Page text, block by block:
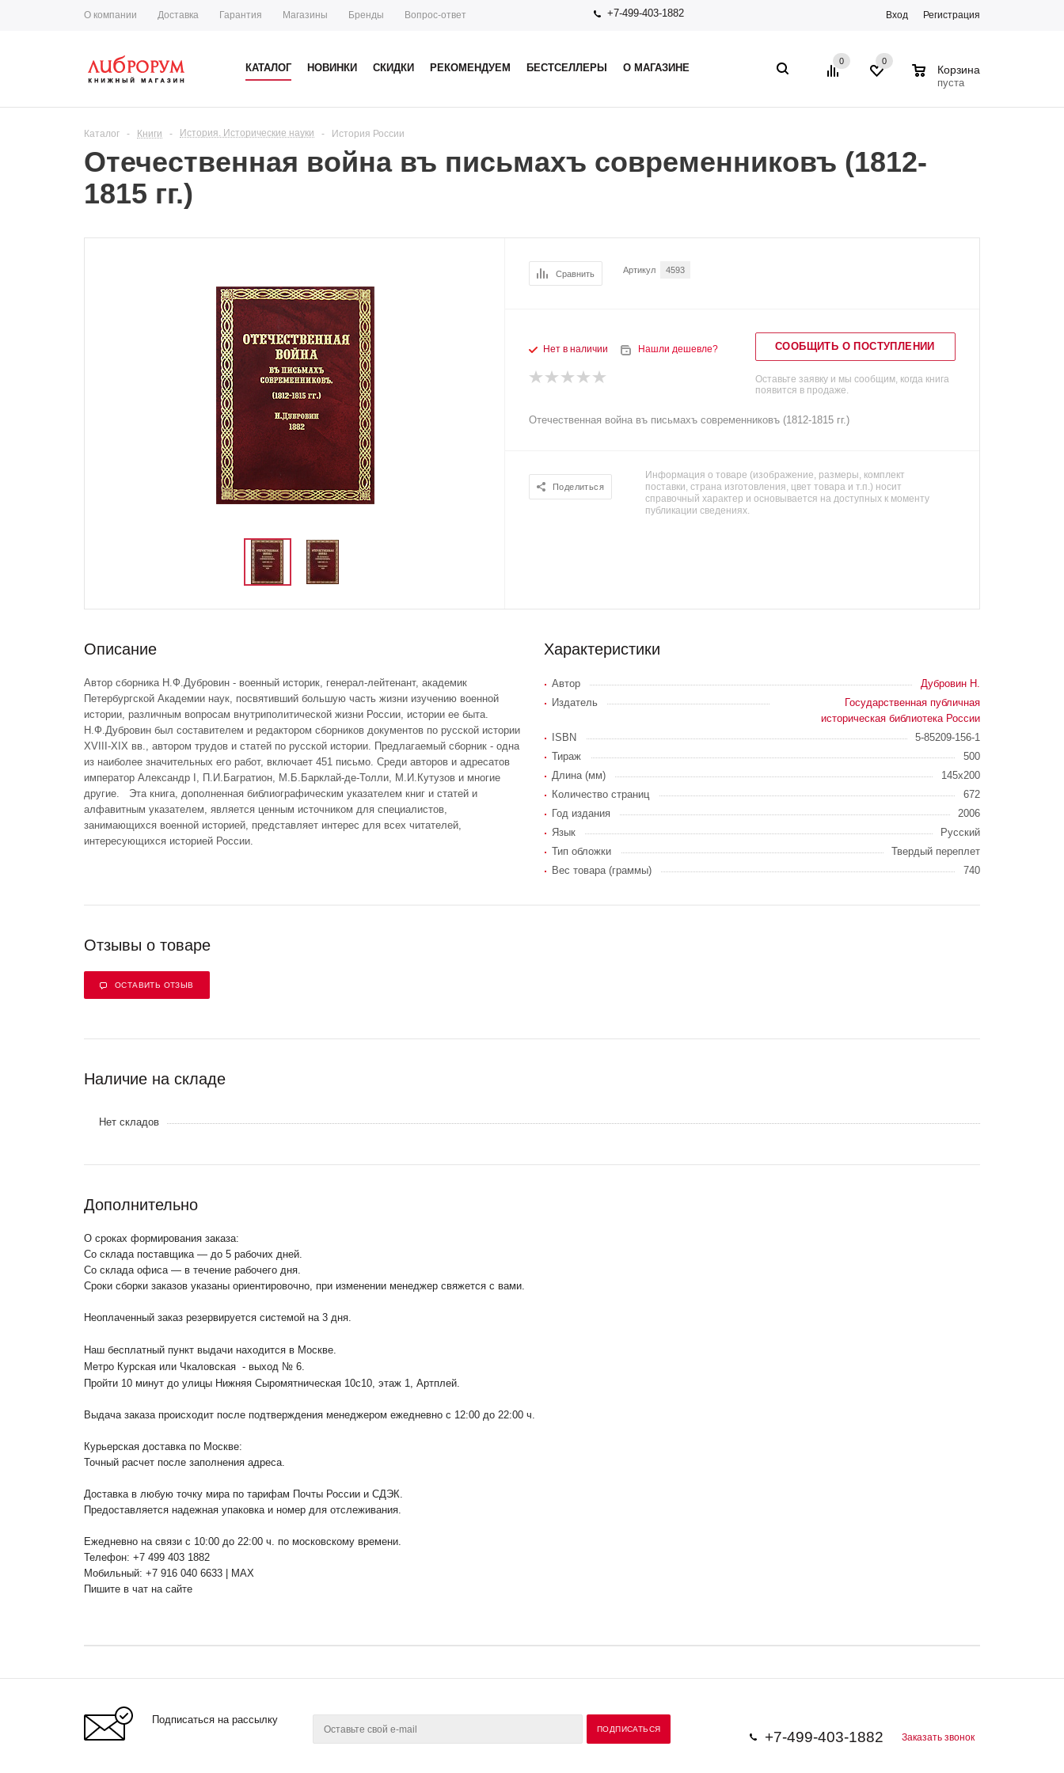
О компании Доставка Гарантия Магазины Бренды Вопрос-ответ +7-499-403-1882 Вход Регистрация
КАТАЛОГ НОВИНКИ СКИДКИ РЕКОМЕНДУЕМ БЕСТСЕЛЛЕРЫ О МАГАЗИНЕ
0 0
Корзина
пуста
Каталог - Книги - История. Исторические науки - История России
Отечественная война въ письмахъ современниковъ (1812-
1815 гг.)
Сравнить Артикул 4593
Нет в наличии Нашли дешевле? СООБЩИТЬ О ПОСТУПЛЕНИИ
Оставьте заявку и мы сообщим, когда книга
появится в продаже.
Отечественная война въ письмахъ современниковъ (1812-1815 гг.)
Поделиться
Информация о товаре (изображение, размеры, комплект
поставки, страна изготовления, цвет товара и т.п.) носит
справочный характер и основывается на доступных к моменту
публикации сведениях.
Описание
Автор сборника Н.Ф.Дубровин - военный историк, генерал-лейтенант, академик
Петербургской Академии наук, посвятивший большую часть жизни изучению военной
истории, различным вопросам внутриполитической жизни России, истории ее быта.
Н.Ф.Дубровин был составителем и редактором сборников документов по русской истории
XVIII-XIX вв., автором трудов и статей по русской истории. Предлагаемый сборник - одна
из наиболее значительных его работ, включает 451 письмо. Среди авторов и адресатов
император Александр I, П.И.Багратион, М.Б.Барклай-де-Толли, М.И.Кутузов и многие
другие. Эта книга, дополненная библиографическим указателем книг и статей и
алфавитным указателем, является ценным источником для специалистов,
занимающихся военной историей, представляет интерес для всех читателей,
интересующихся историей России.
Характеристики
Автор
Дубровин Н.
Издатель
Государственная публичная
историческая библиотека России
ISBN
5-85209-156-1
Тираж
500
Длина (мм)
145x200
Количество страниц
672
Год издания
2006
Язык
Русский
Тип обложки
Твердый переплет
Вес товара (граммы)
740
Отзывы о товаре
ОСТАВИТЬ ОТЗЫВ
Наличие на складе
Нет складов
Дополнительно
О сроках формирования заказа:
Со склада поставщика — до 5 рабочих дней.
Со склада офиса — в течение рабочего дня.
Сроки сборки заказов указаны ориентировочно, при изменении менеджер свяжется с вами.
Неоплаченный заказ резервируется системой на 3 дня.
Наш бесплатный пункт выдачи находится в Москве.
Метро Курская или Чкаловская - выход № 6.
Пройти 10 минут до улицы Нижняя Сыромятническая 10с10 , этаж 1, Артплей.
Выдача заказа происходит после подтверждения менеджером ежедневно с 12:00 до 22:00 ч.
Курьерская доставка по Москве:
Точный расчет после заполнения адреса.
Доставка в любую точку мира по тарифам Почты России и СДЭК.
Предоставляется надежная упаковка и номер для отслеживания.
Ежедневно на связи с 10:00 до 22:00 ч. по московскому времени.
Телефон: +7 499 403 1882
Мобильный: +7 916 040 6633 | MAX
Пишите в чат на сайте
Подписаться на рассылку
+7-499-403-1882 Заказать звонок